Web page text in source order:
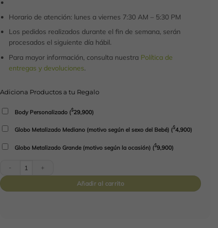
Horario de atención: lunes a viernes 7:30 AM – 5:30 PM
Los pedidos realizados durante el fin de semana, serán
procesados el siguiente día hábil.
Para mayor información, consulta nuestra Política de
entregas y devoluciones.
Adiciona Productos a tu Regalo
Body Personalizado ($29,900)
Globo Metalizado Mediano (motivo según el sexo del Bebé) ($4,900)
Globo Metalizado Grande (motivo según la ocasión) ($9,900)
Añadir al carrito